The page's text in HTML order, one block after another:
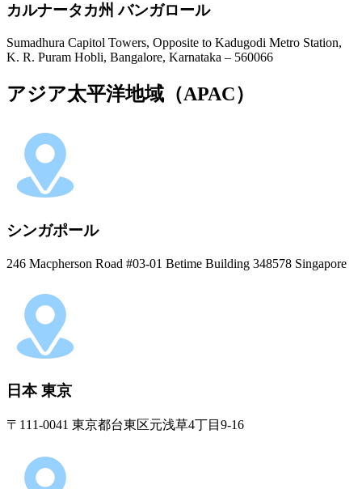
カルナータカ州 バンガロール
Sumadhura Capitol Towers, Opposite to Kadugodi Metro Station,
K. R. Puram Hobli, Bangalore, Karnataka – 560066
アジア太平洋地域（APAC）
シンガポール
246 Macpherson Road #03-01 Betime Building 348578 Singapore
日本 東京
〒111-0041 東京都台東区元浅草4丁目9-16